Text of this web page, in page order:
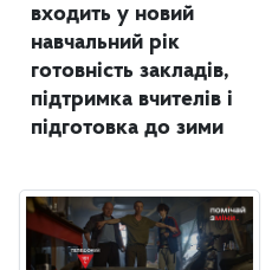
входить у новий
навчальний рік
готовність закладів,
підтримка вчителів і
підготовка до зими